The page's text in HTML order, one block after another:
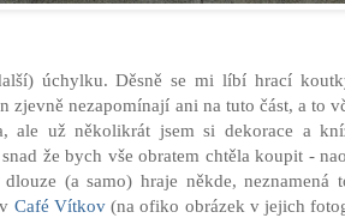
úchylku. Děsně se mi líbí hrací
zjevně nezapomínají ani na tuto část, a to
ale už několikrát jsem si dekorace a
že bych vše obratem chtěla koupit -
(a samo) hraje někde,
Café Vítkov(na ofiko obrázek v jejich